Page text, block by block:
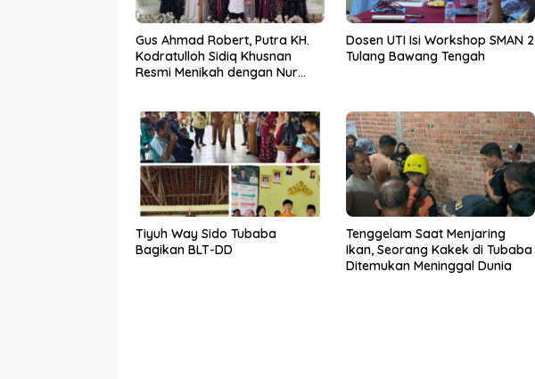
Gus Ahmad Robert, Putra KH.
Kodratulloh Sidiq Khusnan
Resmi Menikah dengan Nur
Dosen UTI Isi Workshop SMAN 2
Tulang Bawang Tengah
Tiyuh Way Sido Tubaba
Bagikan BLT-DD
Tenggelam Saat Menjaring
Ikan, Seorang Kakek di Tubaba
Ditemukan Meninggal Dunia